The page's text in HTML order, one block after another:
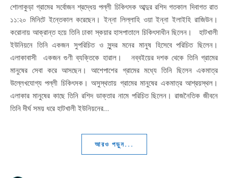
শোলাকুড়া গ্রামের সর্বোজন শ্রদ্ধেয় পল্লী চিকিৎসক আব্দুর রশিদ গতকাল দিবাগত রাত
১১:২০ মিনিটে ইন্তেকাল করেছেন। ইন্না লিল্লাহি ওয়া ইন্না ইলাইহি রাজিউন।
করোনায় আক্রান্ত হয়ে তিনি ঢাকা স্কয়ার হাসপাতালে চিকিৎসাধীন ছিলেন। হাটখালী
ইউনিয়নে তিনি একজন সুপরিচিত ও সুন্দর মনের মানুষ হিসেবে পরিচিত ছিলেন।
এলাকাবাসী একজন গুণী ব্যক্তিকে হারাল। নব্বইয়ের দশক থেকে তিনি গ্রামের
মানুষের সেবা করে আসছেন। আশেপাশের গ্রামের মধ্যে তিনি ছিলেন একমাত্র
উল্লেখযোগ্য পল্লী চিকিৎসক। অসুস্থতায় গ্রামের মানুষের একমাত্র আশ্রয়স্থল।
এলাকার মানুষের কাছে তিনি রশিদ ডাক্তার নামে পরিচিত ছিলেন। রাজনৈতিক জীবনে
তিনি দীর্ঘ সময় ধরে হাটখালী ইউনিয়নের…
আরও পড়ুন...